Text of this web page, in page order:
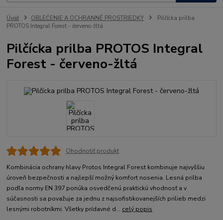
Úvod OBLEČENIE A OCHRANNÉ PROSTRIEDKY
Pilčícka prilba
PROTOS Integral Forest - červeno-žltá
Pilčícka prilba PROTOS Integral
Forest - červeno-žltá
Ohodnotiť produkt
Kombinácia ochrany hlavy Protos Integral Forest kombinuje najvyššiu
úroveň bezpečnosti a najlepší možný komfort nosenia. Lesná prilba
podľa normy EN 397 ponúka osvedčenú praktickú vhodnosť a v
súčasnosti sa považuje za jednu z najsofistikovanejších prilieb medzi
lesnými robotníkmi. Všetky prídavné d... celý popis